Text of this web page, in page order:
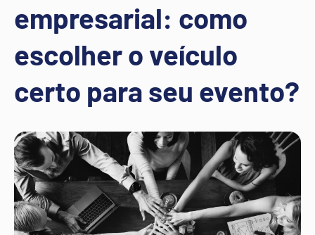
empresarial: como
escolher o veículo
certo para seu evento?